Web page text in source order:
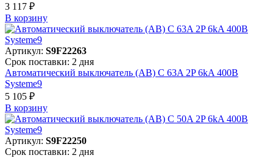
3 117 ₽
В корзинy
Артикул: S9F22263
Срок поставки: 2 дня
Автоматический выключатель (АВ) C 63A 2P 6kA 400В
Systeme9
5 105 ₽
В корзинy
Артикул: S9F22250
Срок поставки: 2 дня